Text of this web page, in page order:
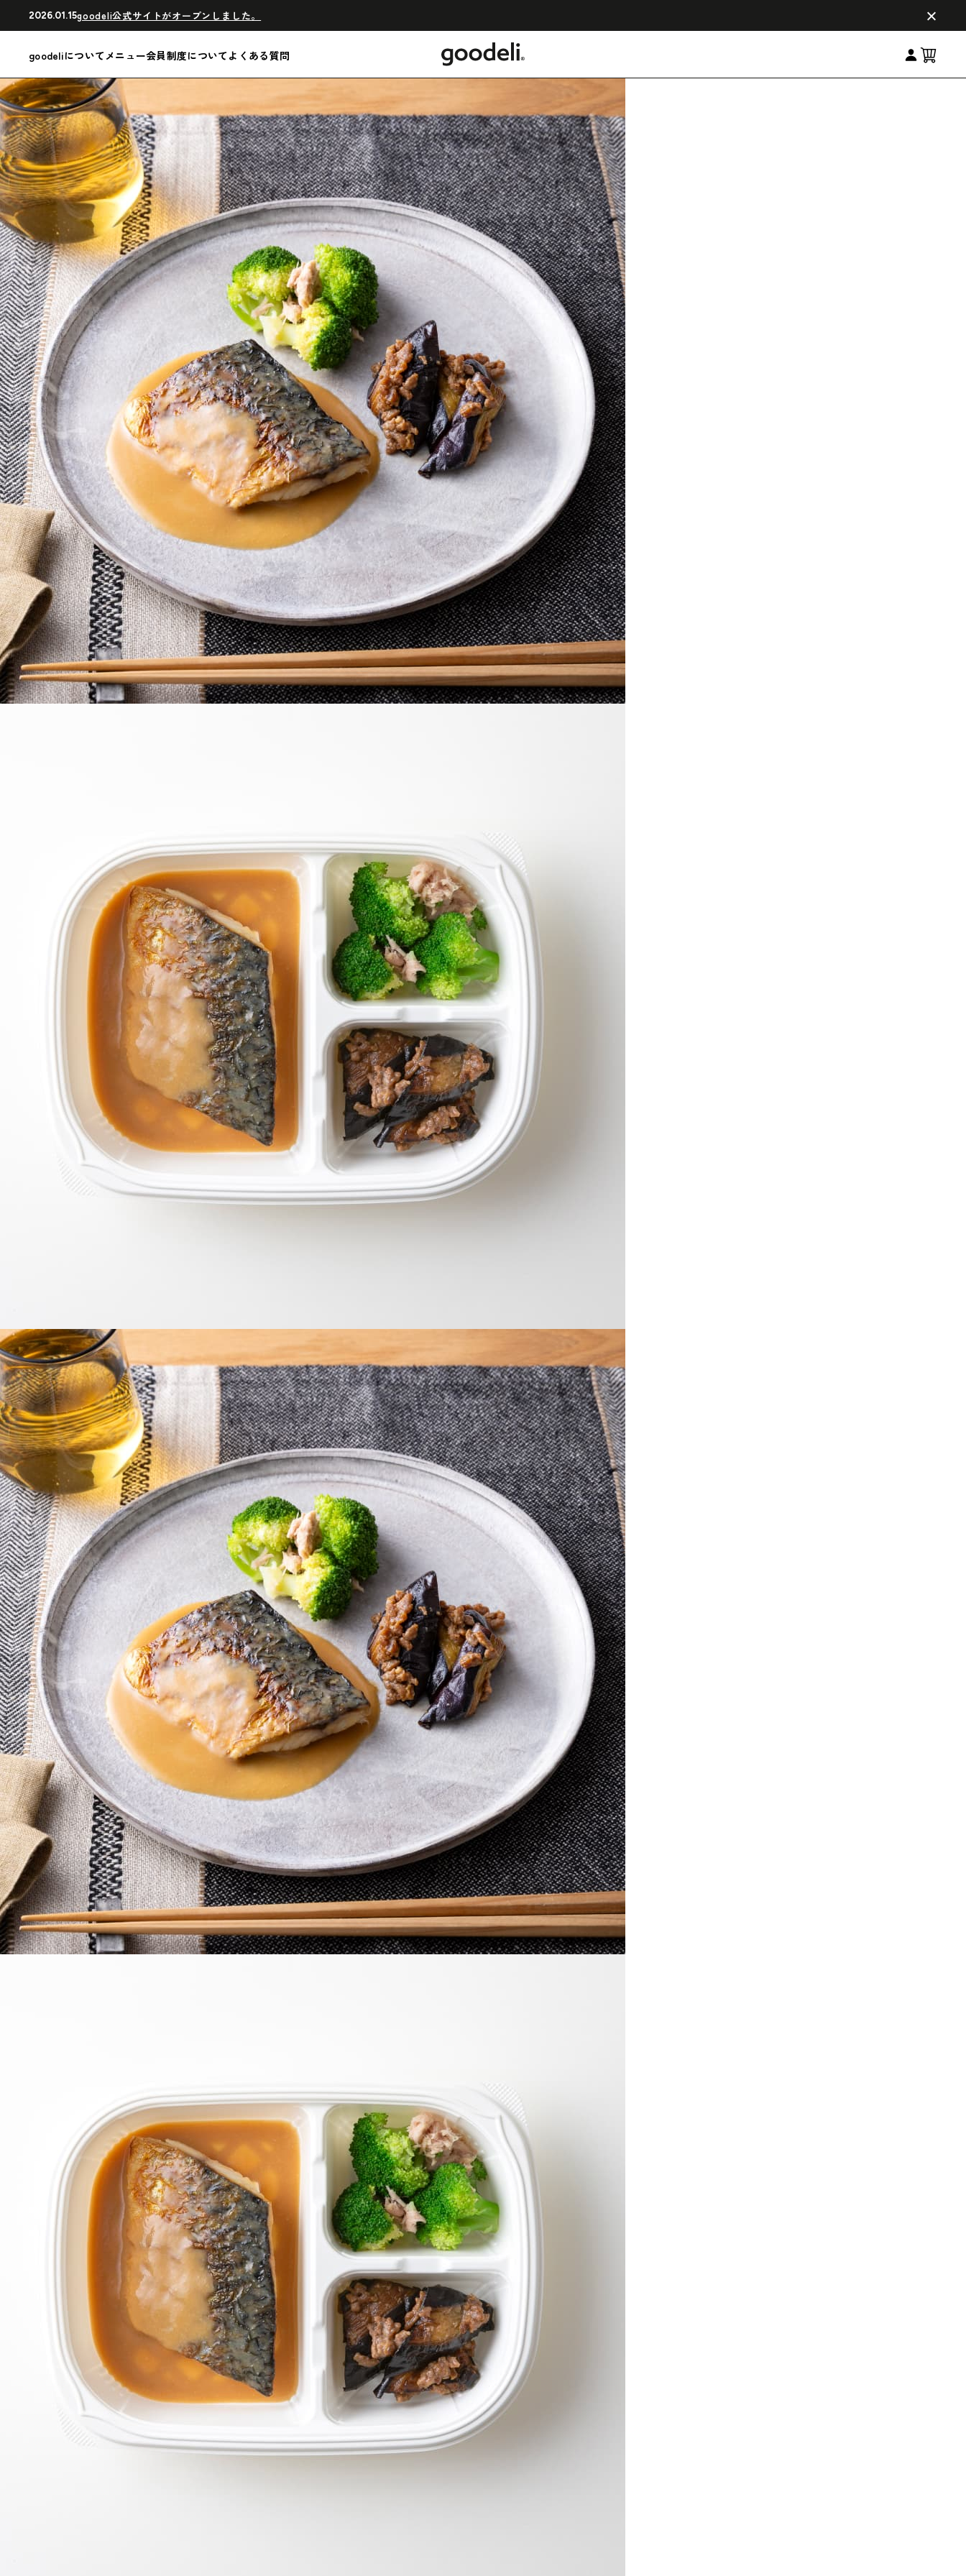
2026.01.15goodeli公式サイトがオープンしました。
goodeliについてメニュー会員制度について よくある質問